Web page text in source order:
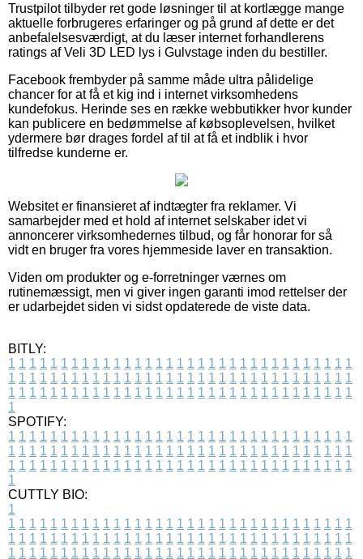
Trustpilot tilbyder ret gode løsninger til at kortlægge mange
aktuelle forbrugeres erfaringer og på grund af dette er det
anbefalelsesværdigt, at du læser internet forhandlerens
ratings af Veli 3D LED lys i Gulvstage inden du bestiller.
Facebook frembyder på samme måde ultra pålidelige
chancer for at få et kig ind i internet virksomhedens
kundefokus. Herinde ses en række webbutikker hvor kunder
kan publicere en bedømmelse af købsoplevelsen, hvilket
ydermere bør drages fordel af til at få et indblik i hvor
tilfredse kunderne er.
Websitet er finansieret af indtægter fra reklamer. Vi
samarbejder med et hold af internet selskaber idet vi
annoncerer virksomhedernes tilbud, og får honorar for så
vidt en bruger fra vores hjemmeside laver en transaktion.
Viden om produkter og e-forretninger værnes om
rutinemæssigt, men vi giver ingen garanti imod rettelser der
er udarbejdet siden vi sidst opdaterede de viste data.
BITLY:
1 1 1 1 1 1 1 1 1 1 1 1 1 1 1 1 1 1 1 1 1 1 1 1 1 1 1 1 1 1 1 1 1
1 1 1 1 1 1 1 1 1 1 1 1 1 1 1 1 1 1 1 1 1 1 1 1 1 1 1 1 1 1 1 1 1
1 1 1 1 1 1 1 1 1 1 1 1 1 1 1 1 1 1 1 1 1 1 1 1 1 1 1 1 1 1 1 1 1
1
SPOTIFY:
1 1 1 1 1 1 1 1 1 1 1 1 1 1 1 1 1 1 1 1 1 1 1 1 1 1 1 1 1 1 1 1 1
1 1 1 1 1 1 1 1 1 1 1 1 1 1 1 1 1 1 1 1 1 1 1 1 1 1 1 1 1 1 1 1 1
1 1 1 1 1 1 1 1 1 1 1 1 1 1 1 1 1 1 1 1 1 1 1 1 1 1 1 1 1 1 1 1 1
1
CUTTLY BIO:
1
1 1 1 1 1 1 1 1 1 1 1 1 1 1 1 1 1 1 1 1 1 1 1 1 1 1 1 1 1 1 1 1 1
1 1 1 1 1 1 1 1 1 1 1 1 1 1 1 1 1 1 1 1 1 1 1 1 1 1 1 1 1 1 1 1 1
1 1 1 1 1 1 1 1 1 1 1 1 1 1 1 1 1 1 1 1 1 1 1 1 1 1 1 1 1 1 1 1 1